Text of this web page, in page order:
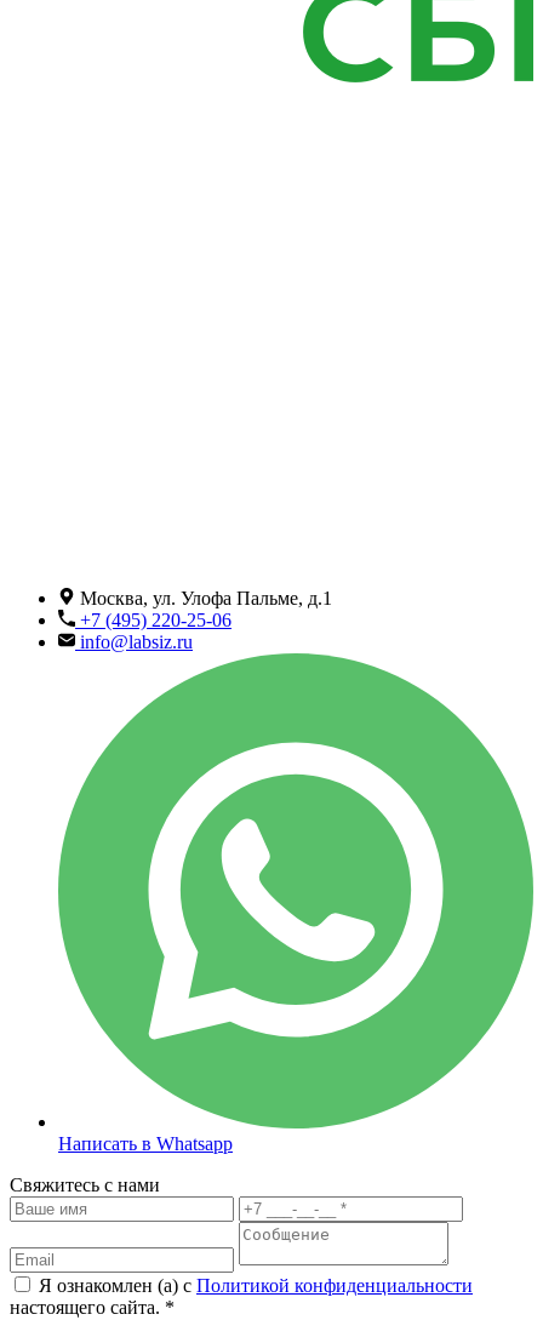
Москва, ул. Улофа Пальме, д.1
+7 (495) 220-25-06
info@labsiz.ru
Написать в Whatsapp
Свяжитесь с нами
Я ознакомлен (а) с Политикой конфиденциальности
настоящего сайта. *